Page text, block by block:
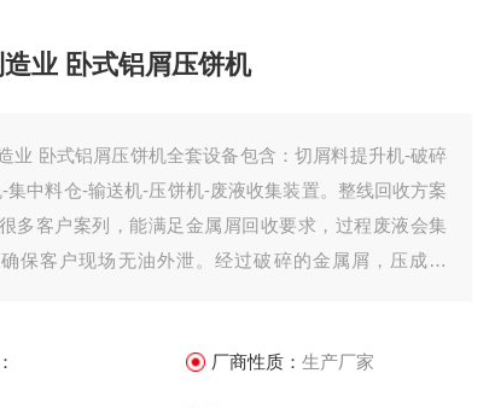
业 卧式铝屑压饼机
业 卧式铝屑压饼机全套设备包含：切屑料提升机-破碎
集中料仓-输送机-压饼机-废液收集装置。整线回收方案
多客户案列，能满足金属屑回收要求，过程废液会集
保客户现场无油外泄。经过破碎的金属屑，压成饼
厂商性质： 生产厂家